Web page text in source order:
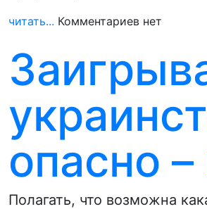
читать... Комментариев нет
опасно
Полагать, что возможна